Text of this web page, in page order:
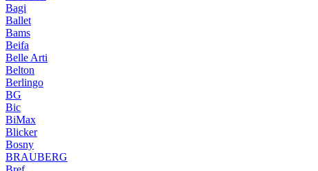
Bagi
Ballet
Bams
Beifa
Belle Arti
Belton
Berlingo
BG
Bic
BiMax
Blicker
Bosny
BRAUBERG